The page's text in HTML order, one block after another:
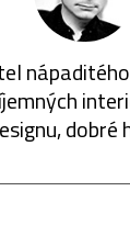
dobré